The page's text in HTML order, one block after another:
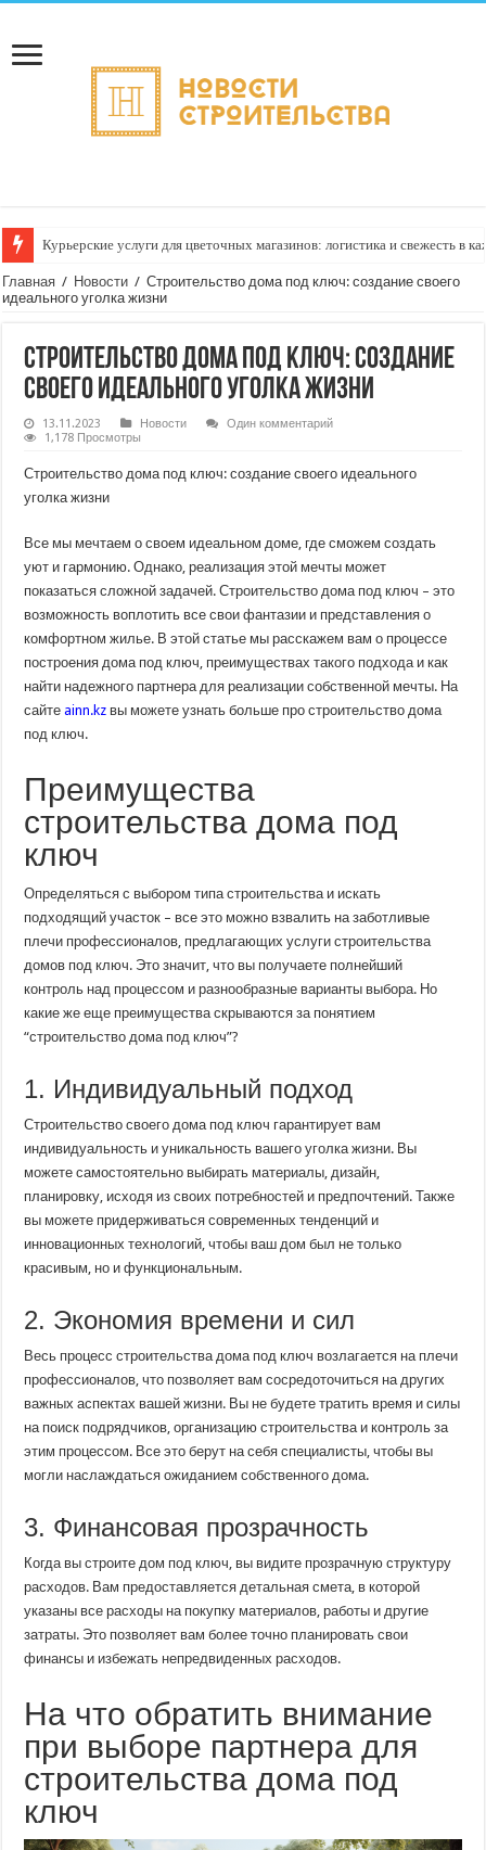
Курьерские услуги для цветочных магазинов: логистика и свежесть в
Главная / Новости / Строительство дома под ключ: создание своего
идеального уголка жизни
Строительство дома под ключ: создание
своего идеального уголка жизни
13.11.2023 Новости
Один комментарий
1,178 Просмотры
Строительство дома под ключ: создание своего идеального
уголка жизни
Все мы мечтаем о своем идеальном доме, где сможем создать
уют и гармонию. Однако, реализация этой мечты может
показаться сложной задачей. Строительство дома под ключ – это
возможность воплотить все свои фантазии и представления о
комфортном жилье. В этой статье мы расскажем вам о процессе
построения дома под ключ, преимуществах такого подхода и как
найти надежного партнера для реализации собственной мечты. На
сайтеainn.kz вы можете узнать больше про строительство дома
под ключ.
Преимущества
строительства дома под
ключ
Определяться с выбором типа строительства и искать
подходящий участок – все это можно взвалить на заботливые
плечи профессионалов, предлагающих услуги строительства
домов под ключ. Это значит, что вы получаете полнейший
контроль над процессом и разнообразные варианты выбора. Но
какие же еще преимущества скрываются за понятием
“строительство дома под ключ”?
1. Индивидуальный подход
Строительство своего дома под ключ гарантирует вам
индивидуальность и уникальность вашего уголка жизни. Вы
можете самостоятельно выбирать материалы, дизайн,
планировку, исходя из своих потребностей и предпочтений. Также
вы можете придерживаться современных тенденций и
инновационных технологий, чтобы ваш дом был не только
красивым, но и функциональным.
2. Экономия времени и сил
Весь процесс строительства дома под ключ возлагается на плечи
профессионалов, что позволяет вам сосредоточиться на других
важных аспектах вашей жизни. Вы не будете тратить время и силы
на поиск подрядчиков, организацию строительства и контроль за
этим процессом. Все это берут на себя специалисты, чтобы вы
могли наслаждаться ожиданием собственного дома.
3. Финансовая прозрачность
Когда вы строите дом под ключ, вы видите прозрачную структуру
расходов. Вам предоставляется детальная смета, в которой
указаны все расходы на покупку материалов, работы и другие
затраты. Это позволяет вам более точно планировать свои
финансы и избежать непредвиденных расходов.
На что обратить внимание
при выборе партнера для
строительства дома под
ключ